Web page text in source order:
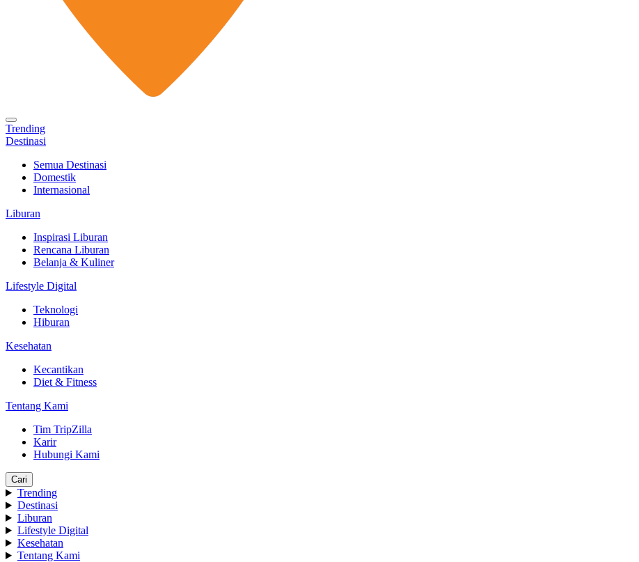
Trending
Destinasi
Semua Destinasi
Domestik
Internasional
Liburan
Inspirasi Liburan
Rencana Liburan
Belanja & Kuliner
Lifestyle Digital
Teknologi
Hiburan
Kesehatan
Kecantikan
Diet & Fitness
Tentang Kami
Tim TripZilla
Karir
Hubungi Kami
Cari
Trending
Destinasi
Liburan
Lifestyle Digital
Kesehatan
Tentang Kami